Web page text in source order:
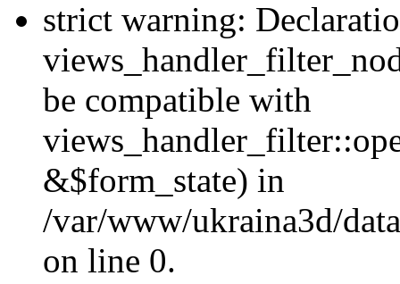
strict warning:
be compatible with
&$form_state) in
/var/www/ukraina3d/
on line 0.